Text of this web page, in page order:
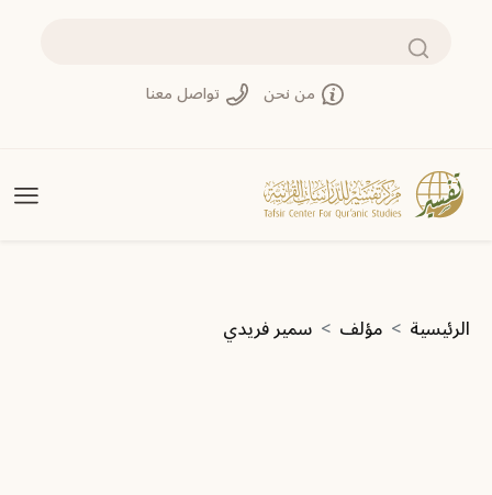
بحث
من نحن تواصل معنا
مسار التنقل
الرئيسية مؤلف سمير فريدي